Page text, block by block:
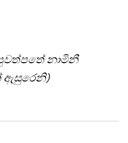
නාමිනී
ඇසුරෙනි)